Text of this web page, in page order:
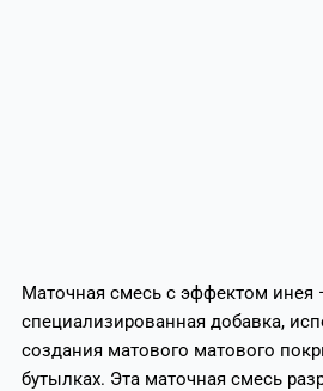
Маточная смесь с эффектом инея
специализированная добавка,
создания матового матового
бутылках. Эта маточная смесь